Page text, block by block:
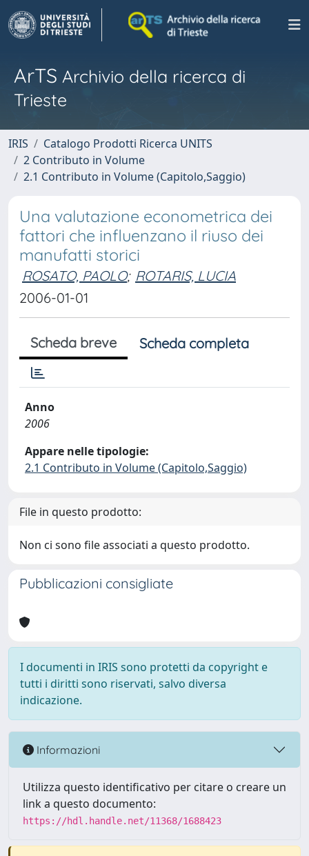
ArTS Archivio della ricerca di
Trieste
IRIS
Catalogo Prodotti Ricerca UNITS
2 Contributo in Volume
2.1 Contributo in Volume (Capitolo,Saggio)
Una valutazione econometrica dei
fattori che influenzano il riuso dei
manufatti storici
ROSATO, PAOLO; ROTARIS, LUCIA
2006-01-01
Scheda breve Scheda completa
Anno
2006
Appare nelle tipologie:
2.1 Contributo in Volume (Capitolo,Saggio)
File in questo prodotto:
Non ci sono file associati a questo prodotto.
Pubblicazioni consigliate
I documenti in IRIS sono protetti da copyright e
tutti i diritti sono riservati, salvo diversa
indicazione.
Informazioni
Utilizza questo identificativo per citare o creare un
link a questo documento:
https://hdl.handle.net/11368/1688423